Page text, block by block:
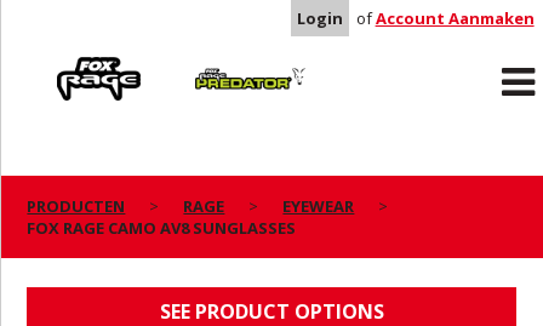
Login ofAccount Aanmaken
Predator
PRODUCTEN RAGE
EYEWEAR
FOX RAGE CAMO AV8 SUNGLASSES
SEE PRODUCT OPTIONS